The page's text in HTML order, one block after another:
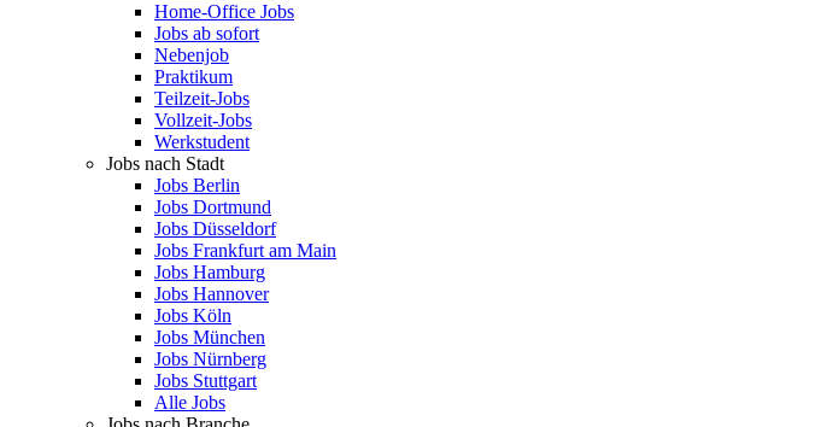
Home-Office Jobs
Jobs ab sofort
Nebenjob
Praktikum
Teilzeit-Jobs
Vollzeit-Jobs
Werkstudent
Jobs nach Stadt
Jobs Berlin
Jobs Dortmund
Jobs Düsseldorf
Jobs Frankfurt am Main
Jobs Hamburg
Jobs Hannover
Jobs Köln
Jobs München
Jobs Nürnberg
Jobs Stuttgart
Alle Jobs